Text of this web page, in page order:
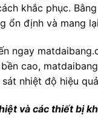
khắc phục.
ổn định và mang
ngay
cao,
nhiệt độ hiệu
và các thiết bị